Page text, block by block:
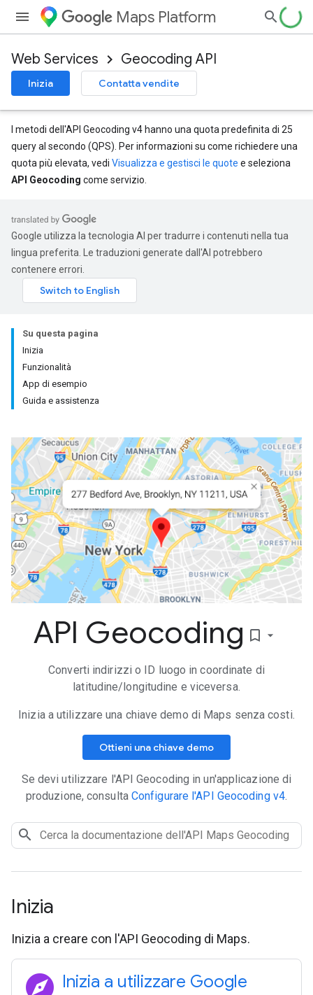
Maps Platform
Web Services Geocoding API
Inizia Contatta vendite
I metodi dell'API Geocoding v4 hanno una quota predefinita di 25
query al secondo (QPS). Per informazioni su come richiedere una
quota più elevata, vedi Visualizza e gestisci le quote e seleziona
API Geocoding come servizio.
Google utilizza la tecnologia AI per tradurre i contenuti nella tua
lingua preferita. Le traduzioni generate dall'AI potrebbero
contenere errori.
Su questa pagina
Inizia
Funzionalità
App di esempio
Guida e assistenza
API Geocoding bookmark_border
Converti indirizzi o ID luogo in coordinate di
latitudine/longitudine e viceversa.
Inizia a utilizzare una chiave demo di Maps senza costi.
Ottieni una chiave demo
Se devi utilizzare l'API Geocoding in un'applicazione di
produzione, consulta Configurare l'API Geocoding v4.
Inizia
Inizia a creare con l'API Geocoding di Maps.
explore Inizia a utilizzare Google